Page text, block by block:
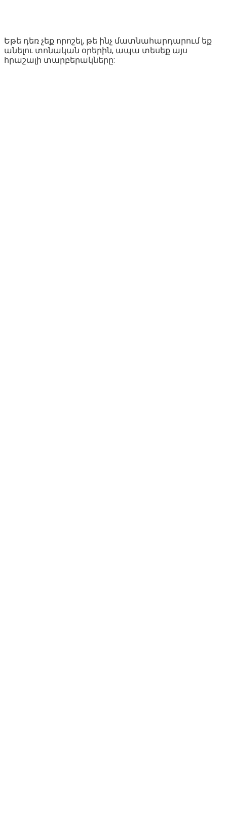
Եթե դեռ չեք որոշել, թե ինչ մատնահարդարում եք
անելու տոնական օրերին, ապա տեսեք այս
հրաշալի տարբերակները: